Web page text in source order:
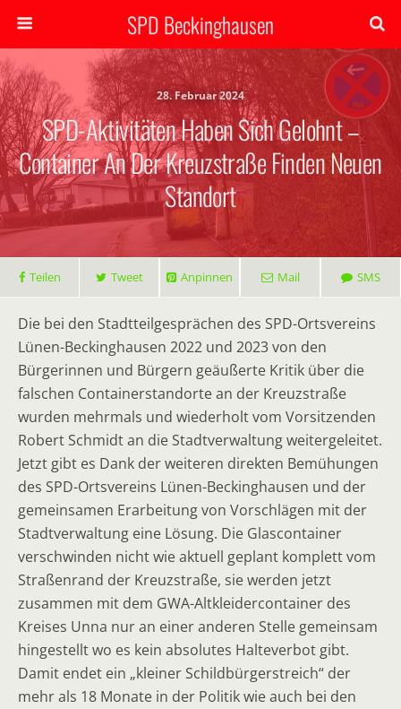
SPD Beckinghausen
28. Februar 2024
SPD-Aktivitäten Haben Sich Gelohnt –
Container An Der Kreuzstraße Finden Neuen
Standort
Teilen Tweet Anpinnen Mail SMS
Die bei den Stadtteilgesprächen des SPD-Ortsvereins
Lünen-Beckinghausen 2022 und 2023 von den
Bürgerinnen und Bürgern geäußerte Kritik über die
falschen Containerstandorte an der Kreuzstraße
wurden mehrmals und wiederholt vom Vorsitzenden
Robert Schmidt an die Stadtverwaltung weitergeleitet.
Jetzt gibt es Dank der weiteren direkten Bemühungen
des SPD-Ortsvereins Lünen-Beckinghausen und der
gemeinsamen Erarbeitung von Vorschlägen mit der
Stadtverwaltung eine Lösung. Die Glascontainer
verschwinden nicht wie aktuell geplant komplett vom
Straßenrand der Kreuzstraße, sie werden jetzt
zusammen mit dem GWA-Altkleidercontainer des
Kreises Unna nur an einer anderen Stelle gemeinsam
hingestellt wo es kein absolutes Halteverbot gibt.
Damit endet ein „kleiner Schildbürgerstreich“ der
mehr als 18 Monate in der Politik wie auch bei den